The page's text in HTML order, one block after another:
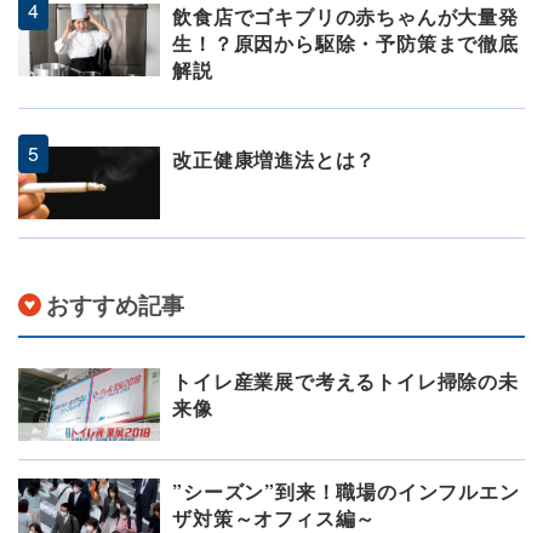
飲食店でゴキブリの赤ちゃんが大量発
生！？原因から駆除・予防策まで徹底
解説
改正健康増進法とは？
おすすめ記事
トイレ産業展で考えるトイレ掃除の未
来像
”シーズン”到来！職場のインフルエン
ザ対策～オフィス編～